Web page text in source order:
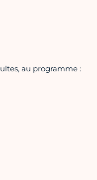
au programme :